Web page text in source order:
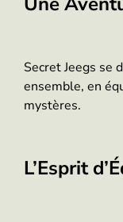
Secret Jeegs se
ensemble, en
mystères.
L’Esprit